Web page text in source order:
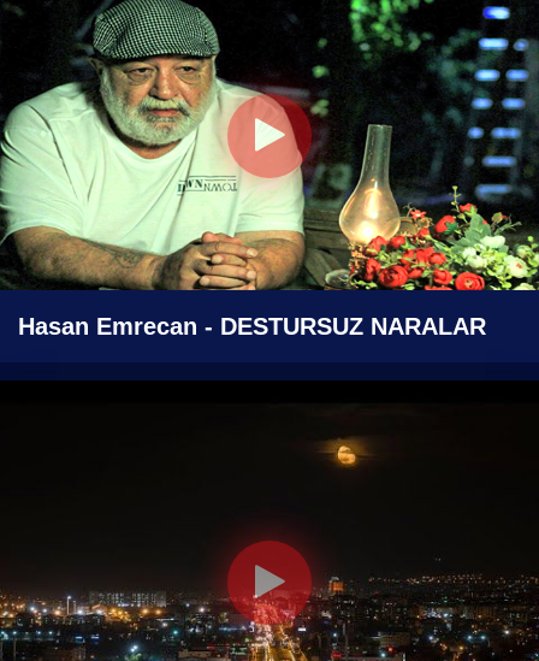
Hasan Emrecan - DESTURSUZ NARALAR